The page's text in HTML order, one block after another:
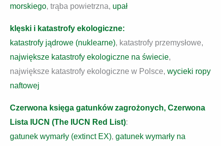
morskiego, trąba powietrzna, upał
klęski i katastrofy ekologiczne:
katastrofy jądrowe (nuklearne), katastrofy przemysłowe,
największe katastrofy ekologiczne na świecie,
największe katastrofy ekologiczne w Polsce, wycieki ropy
naftowej
Czerwona księga gatunków zagrożonych, Czerwona
Lista IUCN (The IUCN Red List):
gatunek wymarły (extinct EX), gatunek wymarły na